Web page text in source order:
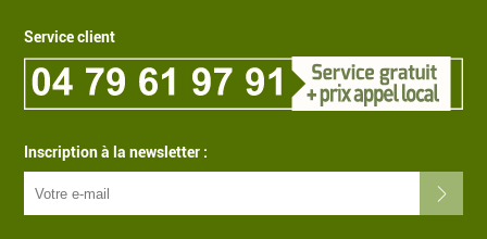
Inscription à la newsletter :
Service client